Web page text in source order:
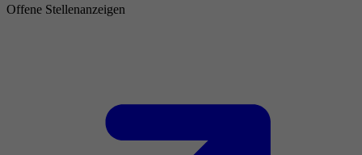
Offene Stellenanzeigen